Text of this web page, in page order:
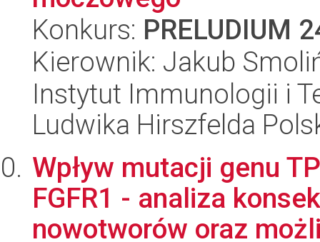
Konkurs: PRELUDIUM
Kierownik: Jakub
Instytut Immunologii i
Ludwika Hirszfelda
Wpływ mutacji genu
FGFR1 - analiza
nowotworów oraz